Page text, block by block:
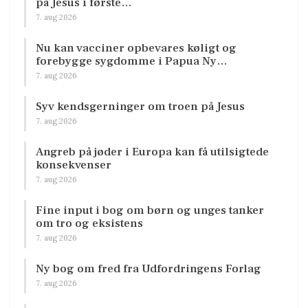
7. aug 2026
Nu kan vacciner opbevares køligt og
forebygge sygdomme i Papua Ny…
7. aug 2026
Syv kendsgerninger om troen på Jesus
7. aug 2026
Angreb på jøder i Europa kan få utilsigtede
konsekvenser
7. aug 2026
Fine input i bog om børn og unges tanker
om tro og eksistens
7. aug 2026
Ny bog om fred fra Udfordringens Forlag
7. aug 2026